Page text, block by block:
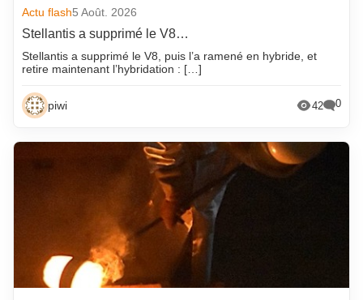
Actu flash5 Août. 2026
Stellantis a supprimé le V8…
Stellantis a supprimé le V8, puis l’a ramené en hybride, et
retire maintenant l’hybridation : […]
piwi 42 0